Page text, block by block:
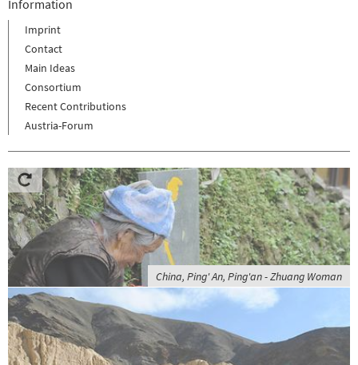
Information
Imprint
Contact
Main Ideas
Consortium
Recent Contributions
Austria-Forum
China, Ping' An, Ping'an - Zhuang Woman